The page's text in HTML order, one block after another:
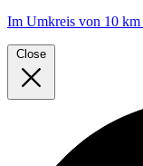
Im Umkreis von 10 km
Close